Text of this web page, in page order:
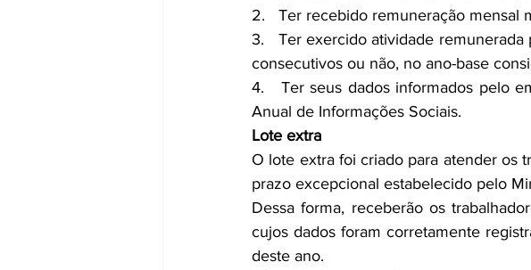
2.   Ter recebido remuneração
3.   Ter exercido atividade remunerada
consecutivos ou não, no ano-base
4.   Ter seus dados informados pelo
Anual de Informações Sociais.
Lote extra
O lote extra foi criado para atender os
prazo excepcional estabelecido pelo
Dessa forma, receberão os
cujos dados foram corretamente
deste ano.